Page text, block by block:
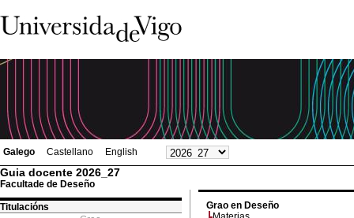
Galego Castellano English
Guia docente 2026_27
Facultade de Deseño
Titulacións
Grao en Deseño